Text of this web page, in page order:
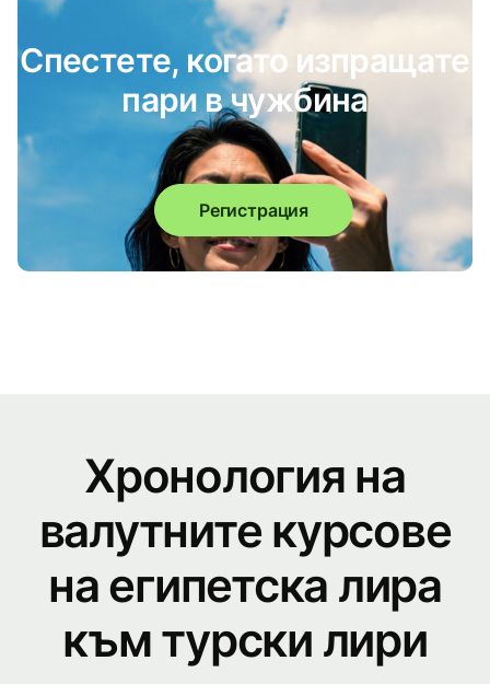
Спестете, когато изпращате
пари в чужбина
Регистрация
Хронология на
валутните курсове
на египетска лира
към турски лири